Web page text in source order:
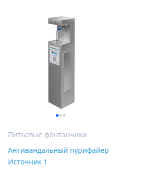
Питьевые фонтанчики
Антивандальный пурифайер
Источник 1